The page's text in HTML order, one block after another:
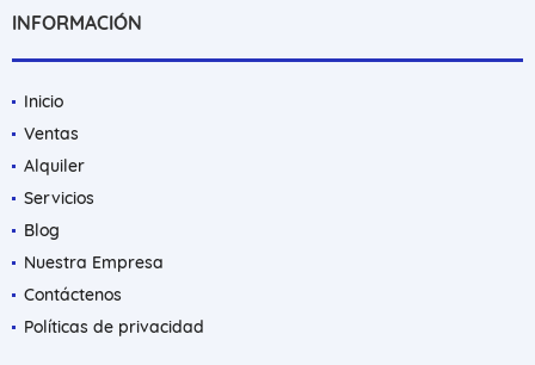
INFORMACIÓN
Inicio
Ventas
Alquiler
Servicios
Blog
Nuestra Empresa
Contáctenos
Políticas de privacidad